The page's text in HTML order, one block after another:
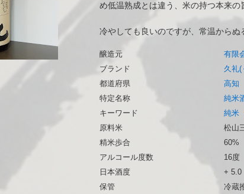
め低温熟成とは違う、米の持つ本来の
冷やしても良いのですが、常温からぬ
醸造元
有限
ブランド
久礼(
都道府県
高知
特定名称
純米
キーワード
純米
原料米
松山
精米歩合
60%
アルコール度数
16度
日本酒度
+ 5.0
保管
冷蔵